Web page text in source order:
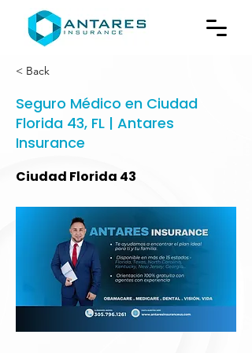
< Back
Seguro Médico en Ciudad
Florida 43, FL | Antares
Insurance
Ciudad Florida 43